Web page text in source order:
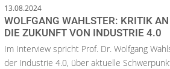
13.08.2024
WOLFGANG WAHLSTER: KRITIK
DIE ZUKUNFT VON INDUSTRIE 4.0
Im Interview spricht Prof. Dr. Wolfgang
der Industrie 4.0, über aktuelle